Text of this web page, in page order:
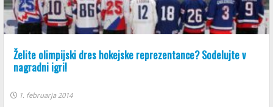
Želite olimpijski dres hokejske reprezentance? Sodelujte v
nagradni igri!
1. februarja 2014